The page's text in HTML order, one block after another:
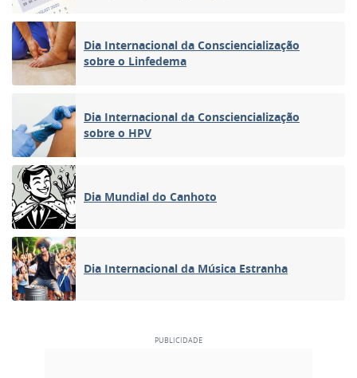
Dia Internacional da Consciencialização
sobre o Linfedema
Dia Internacional da Consciencialização
sobre o HPV
Dia Mundial do Canhoto
Dia Internacional da Música Estranha